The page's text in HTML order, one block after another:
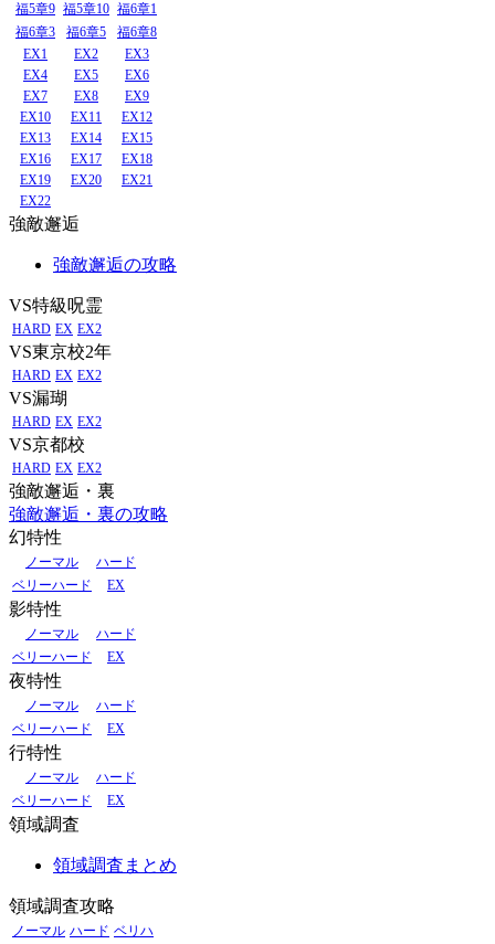
福5章9 福5章10 福6章1
福6章3
福6章5
福6章8
EX1
EX2
EX3
EX4
EX5
EX6
EX7
EX8
EX9
EX10
EX11
EX12
EX13
EX14
EX15
EX16
EX17
EX18
EX19
EX20
EX21
EX22
強敵邂逅
強敵邂逅の攻略
VS特級呪霊
HARD EX EX2
VS東京校2年
HARD EX EX2
VS漏瑚
HARD EX EX2
VS京都校
HARD EX EX2
強敵邂逅・裏
強敵邂逅・裏の攻略
幻特性
ノーマル
ハード
ベリーハード
EX
影特性
ノーマル
ハード
ベリーハード
EX
夜特性
ノーマル
ハード
ベリーハード
EX
行特性
ノーマル
ハード
ベリーハード
EX
領域調査
領域調査まとめ
領域調査攻略
ノーマル ハード ベリハ